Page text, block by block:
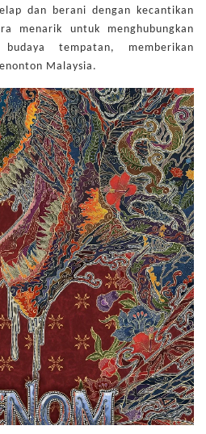
dan berani dengan kecantikan
menarik untuk menghubungkan
tempatan, memberikan
Malaysia.